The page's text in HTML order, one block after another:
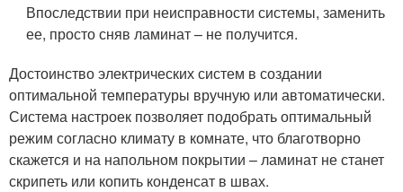
Впоследствии при неисправности системы, заменить
ее, просто сняв ламинат – не получится.
Достоинство электрических систем в создании
оптимальной температуры вручную или автоматически.
Система настроек позволяет подобрать оптимальный
режим согласно климату в комнате, что благотворно
скажется и на напольном покрытии – ламинат не станет
скрипеть или копить конденсат в швах.